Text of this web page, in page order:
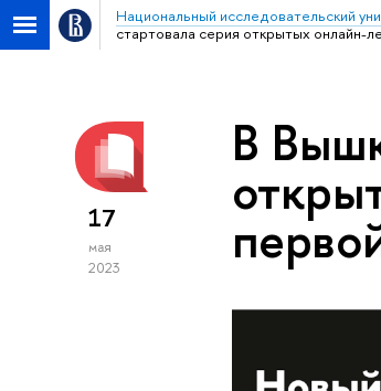
Национальный исследовательский
стартовала серия открытых онлайн-
17
мая
2023
В